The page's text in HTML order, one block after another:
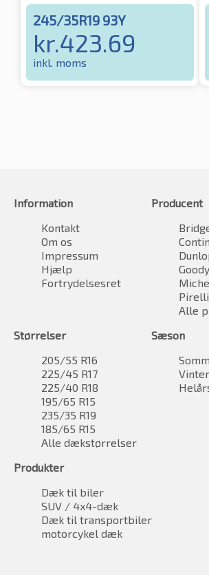
245/35R19 93Y
kr.423.69
inkl. moms
Information
Kontakt
Om os
Impressum
Hjælp
Fortrydelsesret
Producent
Pirelli
Alle
Størrelser
205/55 R16
225/45 R17
225/40 R18
195/65 R15
235/35 R19
185/65 R15
Alle dækstørrelser
Sæson
Produkter
Dæk til biler
SUV / 4x4-dæk
Dæk til transportbiler
motorcykel dæk